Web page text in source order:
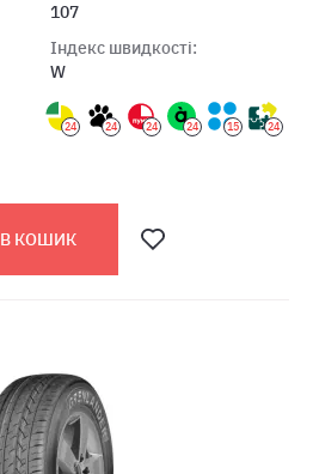
107
Індекс швидкості:
W
24 24 24 24 15 24
В КОШИК